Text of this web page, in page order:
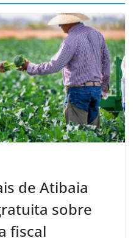
de Atibaia
sobre
fiscal